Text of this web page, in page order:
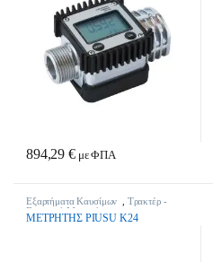
894,29€με ΦΠΑ
Εξαρτήματα Καυσίμων , Τρακτέρ -
Γεωργικά Μηχανήματα
METPHTHΣ PIUSU K24